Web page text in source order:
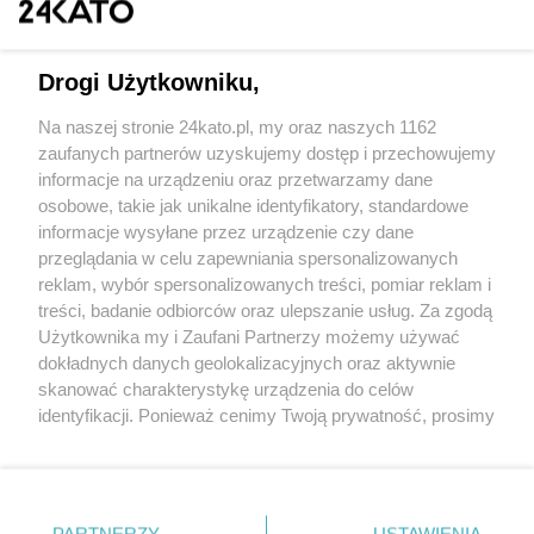
Wydawca mediów lokalnych
Nie zapomnij
zapoznać się z:
polityką prywatności regulamin korzystania z portali
Twojemiasto
Piekary Śląskie
Chorzów
Tarnowskie Góry
Skontaktuj sięz nami
Kontakt
Wydawca
Redakcja
Drogi Użytkowniku,
Na naszej stronie 24kato.pl, my oraz naszych 1162
zaufanych partnerów uzyskujemy dostęp i przechowujemy
informacje na urządzeniu oraz przetwarzamy dane
osobowe, takie jak unikalne identyfikatory, standardowe
informacje wysyłane przez urządzenie czy dane
przeglądania w celu zapewniania spersonalizowanych
reklam, wybór spersonalizowanych treści, pomiar reklam i
treści, badanie odbiorców oraz ulepszanie usług. Za zgodą
Użytkownika my i Zaufani Partnerzy możemy używać
dokładnych danych geolokalizacyjnych oraz aktywnie
skanować charakterystykę urządzenia do celów
identyfikacji. Ponieważ cenimy Twoją prywatność, prosimy
prywatności znajdujący się w lewym dolnym rogu strony